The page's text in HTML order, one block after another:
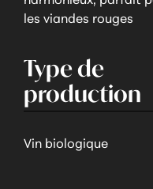
les viandes rouges
Type de
production
Vin biologique